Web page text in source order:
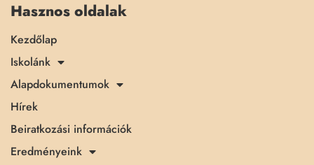
Hasznos oldalak
Kezdőlap
Iskolánk
Alapdokumentumok
Hírek
Beiratkozási információk
Eredményeink